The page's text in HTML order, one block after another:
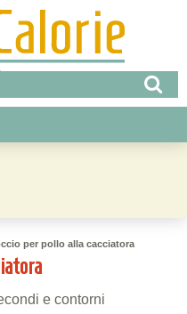
per pollo alla cacciatora
e contorni